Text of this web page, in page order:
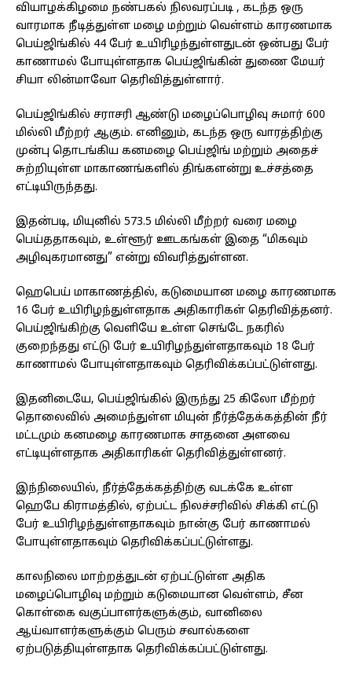
வியாழக்கிழமை நண்பகல் நிலவரப்படி , கடந்த ஒரு
வாரமாக நீடித்துள்ள மழை மற்றும் வெள்ளம் காரணமாக
பெய்ஜிங்கில் 44 பேர் உயிரிழந்துள்ளதுடன் ஒன்பது பேர்
காணாமல் போயுள்ளதாக பெய்ஜிங்கின் துணை மேயர்
சியா லின்மாவோ தெரிவித்துள்ளார்.
பெய்ஜிங்கில் சராசரி ஆண்டு மழைப்பொழிவு சுமார் 600
மில்லி மீற்றர் ஆகும். எனினும், கடந்த ஒரு வாரத்திற்கு
முன்பு தொடங்கிய கனமழை பெய்ஜிங் மற்றும் அதைச்
சுற்றியுள்ள மாகாணங்களில் திங்களன்று உச்சத்தை
எட்டியிருந்தது.
இதன்படி, மியுனில் 573.5 மில்லி மீற்றர் வரை மழை
பெய்ததாகவும், உள்ளூர் ஊடகங்கள் இதை “மிகவும்
அழிவுகரமானது” என்று விவரித்துள்ளன.
ஹெபெய் மாகாணத்தில், கடுமையான மழை காரணமாக
16 பேர் உயிரிழந்துள்ளதாக அதிகாரிகள் தெரிவித்தனர்.
பெய்ஜிங்கிற்கு வெளியே உள்ள செங்டே நகரில்
குறைந்தது எட்டு பேர் உயிரிழந்துள்ளதாகவும் 18 பேர்
காணாமல் போயுள்ளதாகவும் தெரிவிக்கப்பட்டுள்ளது.
இதனிடையே, பெய்ஜிங்கில் இருந்து 25 கிலோ மீற்றர்
தொலைவில் அமைந்துள்ள மியுன் நீர்த்தேக்கத்தின் நீர்
மட்டமும் கனமழை காரணமாக சாதனை அளவை
எட்டியுள்ளதாக அதிகாரிகள் தெரிவித்துள்ளனர்.
இந்நிலையில், நீர்த்தேக்கத்திற்கு வடக்கே உள்ள
ஹெபே கிராமத்தில், ஏற்பட்ட நிலச்சரிவில் சிக்கி எட்டு
பேர் உயிரிழந்துள்ளதாகவும் நான்கு பேர் காணாமல்
போயுள்ளதாகவும் தெரிவிக்கப்பட்டுள்ளது.
காலநிலை மாற்றத்துடன் ஏற்பட்டுள்ள அதிக
மழைப்பொழிவு மற்றும் கடுமையான வெள்ளம், சீன
கொள்கை வகுப்பாளர்களுக்கும், வானிலை
ஆய்வாளர்களுக்கும் பெரும் சவால்களை
ஏற்படுத்தியுள்ளதாக தெரிவிக்கப்பட்டுள்ளது.